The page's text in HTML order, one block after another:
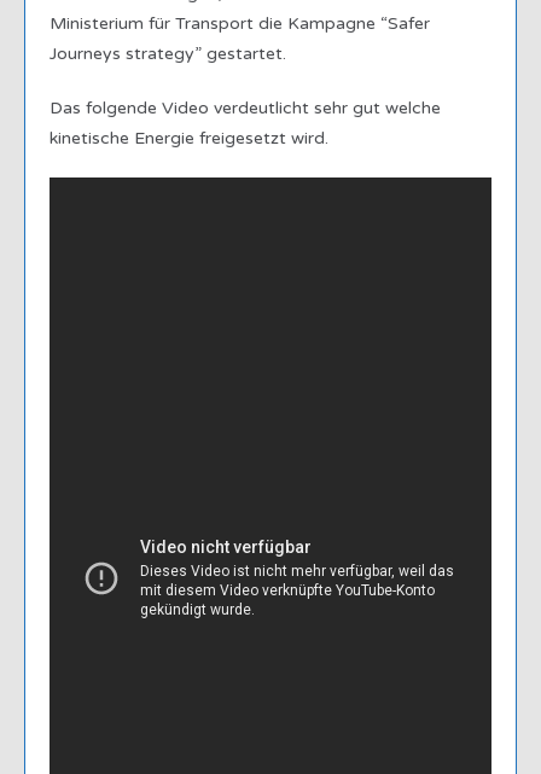
Ministerium für Transport die Kampagne “Safer
Journeys strategy” gestartet.
Das folgende Video verdeutlicht sehr gut welche
kinetische Energie freigesetzt wird.